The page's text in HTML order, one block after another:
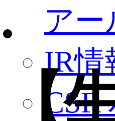
アー
IR情
【